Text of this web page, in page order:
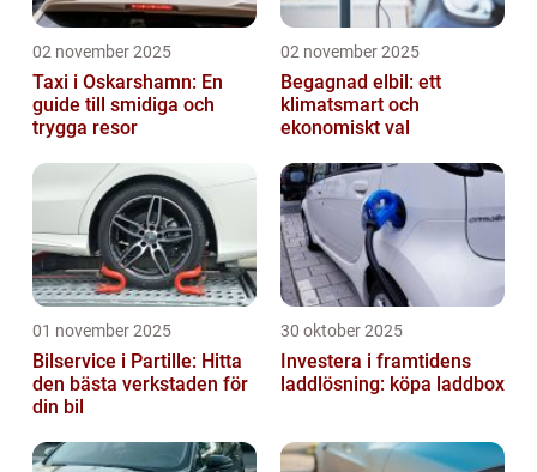
02 november 2025
Taxi i Oskarshamn: En
guide till smidiga och
trygga resor
02 november 2025
Begagnad elbil: ett
klimatsmart och
ekonomiskt val
01 november 2025
Bilservice i Partille: Hitta
den bästa verkstaden för
din bil
30 oktober 2025
Investera i framtidens
laddlösning: köpa laddbox